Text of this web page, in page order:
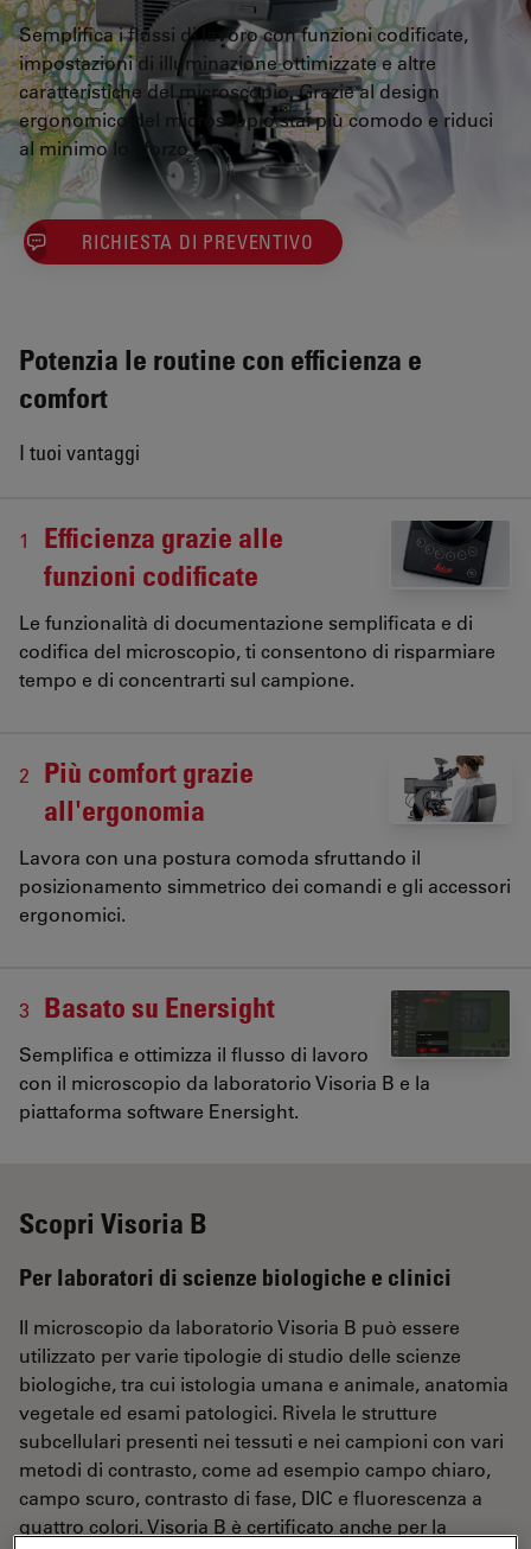
Semplifica i flussi di lavoro con funzioni codificate,
impostazioni di illuminazione ottimizzate e altre
caratteristiche del microscopio. Grazie al design
ergonomico del microscopio stai più comodo e riduci
al minimo lo sforzo .
RICHIESTA DI PREVENTIVO
Potenzia le routine con efficienza e
comfort
I tuoi vantaggi
1
Efficienza grazie alle
funzioni codificate
Le funzionalità di documentazione semplificata e di
codifica del microscopio, ti consentono di risparmiare
tempo e di concentrarti sul campione.
2
Più comfort grazie
all'ergonomia
Lavora con una postura comoda sfruttando il
posizionamento simmetrico dei comandi e gli accessori
ergonomici.
3 Basato su Enersight
Semplifica e ottimizza il flusso di lavoro
con il microscopio da laboratorio Visoria B e la
piattaforma software Enersight.
Scopri Visoria B
Per laboratori di scienze biologiche e clinici
Il microscopio da laboratorio Visoria B può essere
utilizzato per varie tipologie di studio delle scienze
biologiche, tra cui istologia umana e animale, anatomia
vegetale ed esami patologici. Rivela le strutture
subcellulari presenti nei tessuti e nei campioni con vari
metodi di contrasto, come ad esempio campo chiaro,
campo scuro, contrasto di fase, DIC e fluorescenza a
quattro colori. Visoria B è certificato anche per la